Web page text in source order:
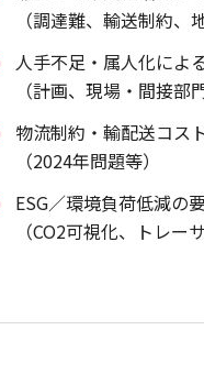
（調達難、輸送制約、
人手不足・属人化によ
（計画、現場・間接部門
物流制約・輸配送コス
（2024年問題等）
ESG／環境負荷低減の
（CO2可視化、トレー